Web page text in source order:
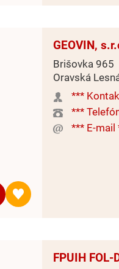
GEOVIN,
Brišovka 965
Oravská
***
***
*** E-mail
FPUIH FOL-